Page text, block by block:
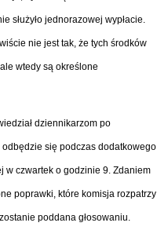
służyło jednorazowej wypłacie.
nie jest tak, że tych środków
wtedy są określone
dziennikarzom po
się podczas dodatkowego
czwartek o godzinie 9. Zdaniem
poprawki, które komisja rozpatrzy
poddana głosowaniu.